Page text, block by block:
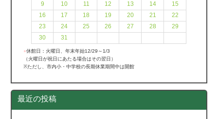
9
10 11 12 13 14
15
16
17 18 19 20 21
22
23
24 25 26 27 28
29
30
31
●休館日：火曜日、年末年始12/29～1/3
（火曜日が祝日にあたる場合はその翌日）
※ただし、市内小・中学校の長期休業期間中は開館
最近の投稿